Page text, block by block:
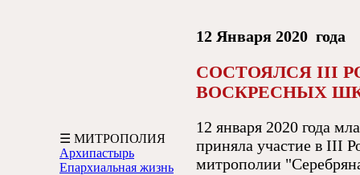
☰ МИТРОПОЛИЯ
Архипастырь
Епархиальная жизнь
12 Января 2020 года
СОСТОЯЛСЯ III
ВОСКРЕСНЫХ
12 января 2020 года
приняла участие в III
митрополии